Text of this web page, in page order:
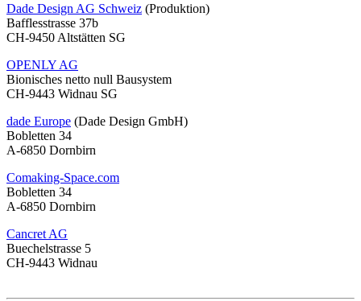
Dade Design AG Schweiz (Produktion)
Bafflesstrasse 37b
CH-9450 Altstätten SG
OPENLY AG
Bionisches netto null Bausystem
CH-9443 Widnau SG
dade Europe (Dade Design GmbH)
Bobletten 34
A-6850 Dornbirn
Comaking-Space.com
Bobletten 34
A-6850 Dornbirn
Cancret AG
Buechelstrasse 5
CH-9443 Widnau